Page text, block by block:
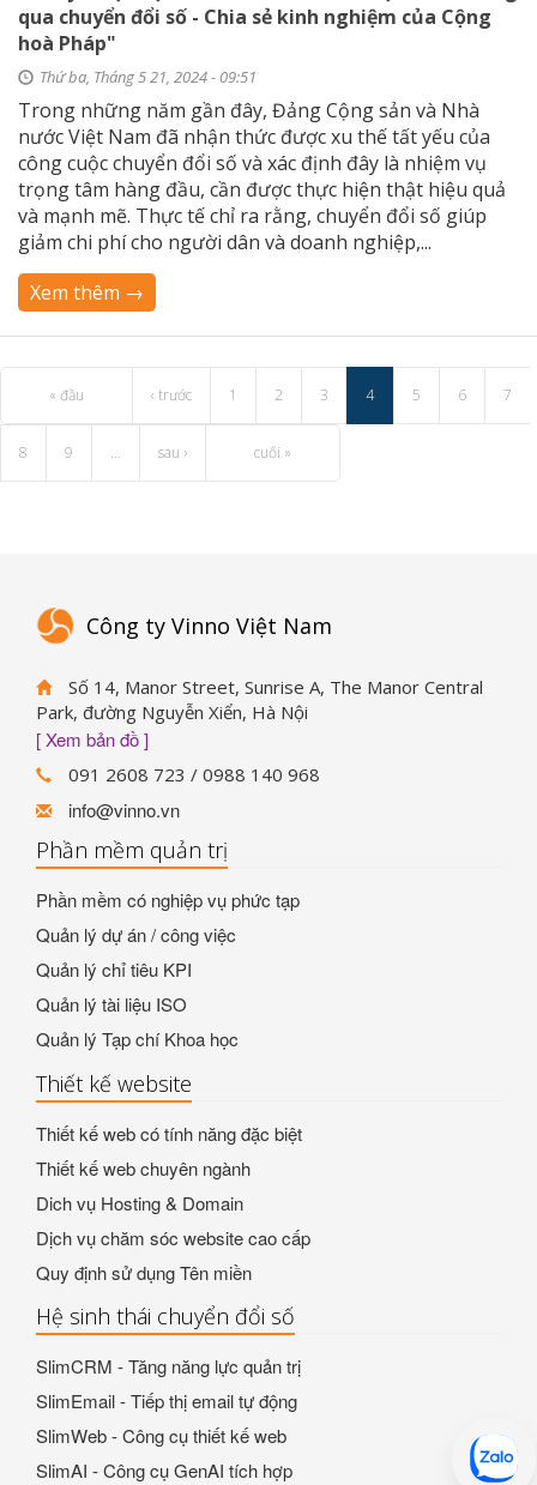
qua chuyển đổi số - Chia sẻ kinh nghiệm của Cộng
hoà Pháp"
Thứ ba, Tháng 5 21, 2024 - 09:51
Trong những năm gần đây, Đảng Cộng sản và Nhà
nước Việt Nam đã nhận thức được xu thế tất yếu của
công cuộc chuyển đổi số và xác định đây là nhiệm vụ
trọng tâm hàng đầu, cần được thực hiện thật hiệu quả
và mạnh mẽ. Thực tế chỉ ra rằng, chuyển đổi số giúp
giảm chi phí cho người dân và doanh nghiệp,...
Xem thêm →
« đầu ‹ trước 1 2 3 4 5 6 7
8 9 … sau › cuối »
Công ty Vinno Việt Nam
Số 14, Manor Street, Sunrise A, The Manor Central
Park, đường Nguyễn Xiển, Hà Nội
[ Xem bản đồ ]
091 2608 723 / 0988 140 968
info@vinno.vn
Phần mềm quản trị
Phần mềm có nghiệp vụ phức tạp
Quản lý dự án / công việc
Quản lý chỉ tiêu KPI
Quản lý tài liệu ISO
Quản lý Tạp chí Khoa học
Thiết kế website
Thiết kế web có tính năng đặc biệt
Thiết kế web chuyên ngành
Dich vụ Hosting & Domain
Dịch vụ chăm sóc website cao cấp
Quy định sử dụng Tên miền
Hệ sinh thái chuyển đổi số
SlimCRM - Tăng năng lực quản trị
SlimEmail - Tiếp thị email tự động
SlimWeb - Công cụ thiết kế web
SlimAI - Công cụ GenAI tích hợp